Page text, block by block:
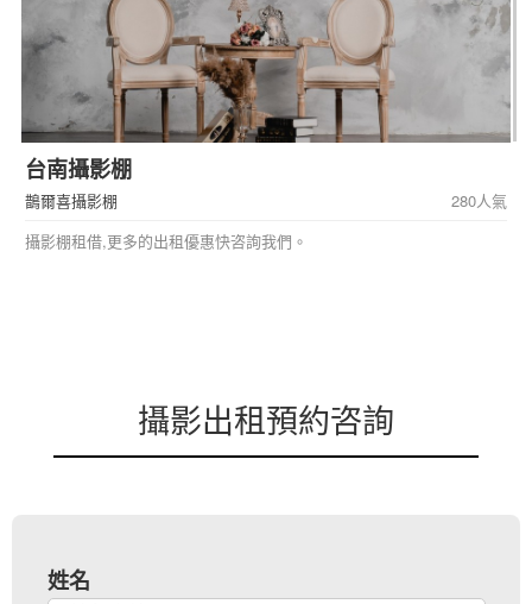
台南攝影棚
鵲爾喜攝影棚
280人氣
攝影棚租借,更多的出租優惠快咨詢我們。
攝影出租預約咨詢
姓名